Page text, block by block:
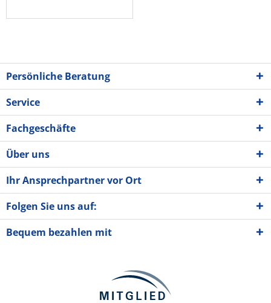
Persönliche Beratung
Service
Fachgeschäfte
Über uns
Ihr Ansprechpartner vor Ort
Folgen Sie uns auf:
Bequem bezahlen mit